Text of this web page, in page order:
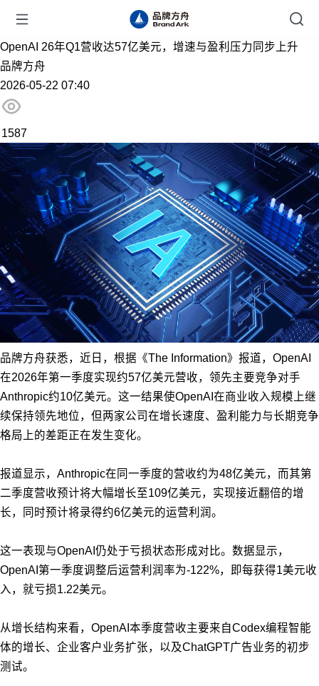
OpenAI 26年Q1营收达57亿美元，增速与盈利压力同步上升
品牌方舟
2026-05-22 07:40
1587
品牌方舟获悉，近日，根据《The Information》报道，OpenAI
在2026年第一季度实现约57亿美元营收，领先主要竞争对手
Anthropic约10亿美元。这一结果使OpenAI在商业收入规模上继
续保持领先地位，但两家公司在增长速度、盈利能力与长期竞争
格局上的差距正在发生变化。
报道显示，Anthropic在同一季度的营收约为48亿美元，而其第
二季度营收预计将大幅增长至109亿美元，实现接近翻倍的增
长，同时预计将录得约6亿美元的运营利润。
这一表现与OpenAI仍处于亏损状态形成对比。数据显示，
OpenAI第一季度调整后运营利润率为-122%，即每获得1美元收
入，就亏损1.22美元。
从增长结构来看，OpenAI本季度营收主要来自Codex编程智能
体的增长、企业客户业务扩张，以及ChatGPT广告业务的初步
测试。